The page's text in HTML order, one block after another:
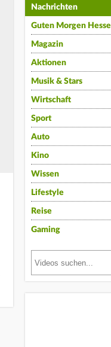
Nachrichten
Guten Morgen
Magazin
Aktionen
Musik & Stars
Wirtschaft
Sport
Auto
Kino
Wissen
Lifestyle
Reise
Gaming